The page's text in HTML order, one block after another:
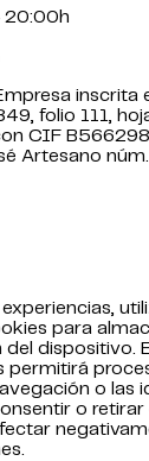
20:00h
inscrita
folio 111,
CIF
Artesano
para
dispositivo.
permitirá
o las
o retirar